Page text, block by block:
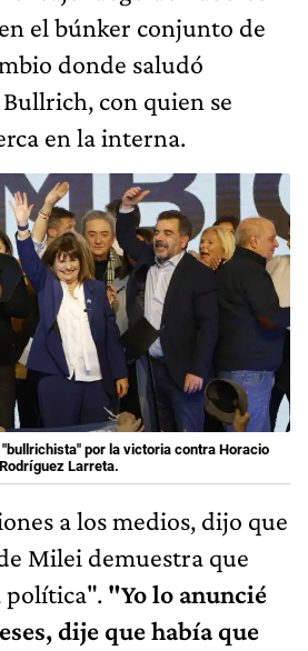
el búnker conjunto de
donde saludó
con quien se
en la interna.
por la victoria contra Horacio
Rodríguez Larreta.
a los medios, dijo que
Milei demuestra que
política". "Yo lo anuncié
dije que había que